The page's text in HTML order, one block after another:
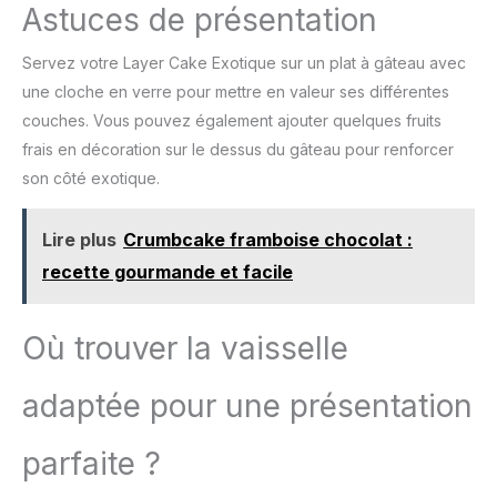
observation du
idéal pour les débutants
afin d'évaluer
précisément la
coloration. Démoulage
rapide : Fond amovible,
Protège la forme du
simple à utiliser. Solution
boulangers
optimisant l'efficacité de
la cuisson. Robuste et
savonneuse
Astuces de présentation
Servez votre Layer Cake Exotique sur un plat à gâteau avec
une cloche en verre pour mettre en valeur ses différentes
couches. Vous pouvez également ajouter quelques fruits
frais en décoration sur le dessus du gâteau pour renforcer
son côté exotique.
Lire plus Crumbcake framboise chocolat :
recette gourmande et facile
Où trouver la vaisselle
adaptée pour une présentation
parfaite ?